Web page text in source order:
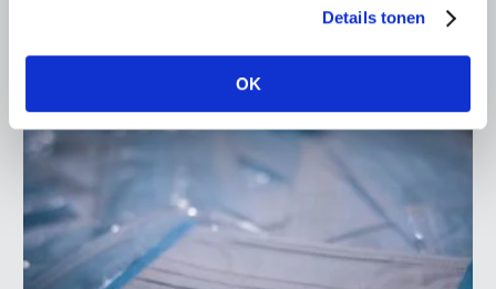
Details tonen
OK
Lees meer